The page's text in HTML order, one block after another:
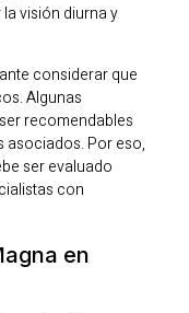
visión diurna y
considerar que
Algunas
recomendables
asociados. Por eso,
ser evaluado
con
en